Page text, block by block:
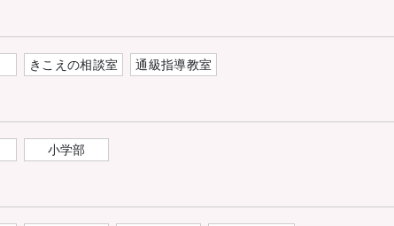
きこえの相談室 通級指導教室
小学部